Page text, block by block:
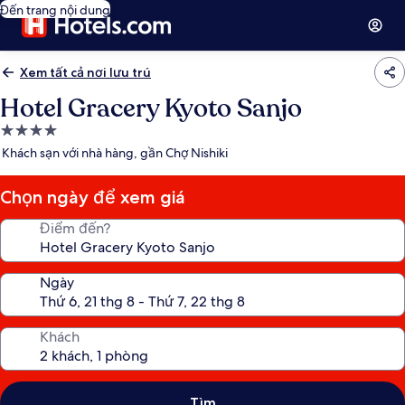
Đến trang nội dung
Xem tất cả nơi lưu trú
Hotel Gracery Kyoto Sanjo
Nơi
lưu
4.0
sao
Khách sạn với nhà hàng, gần Chợ Nishiki
Chọn ngày để xem giá
Điểm đến?
Ngày
Khách